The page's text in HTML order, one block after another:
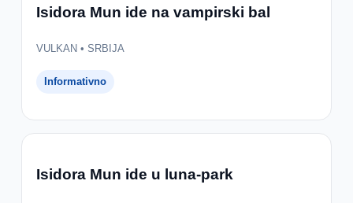
Isidora Mun ide na vampirski bal
VULKAN • SRBIJA
Informativno
Isidora Mun ide u luna-park